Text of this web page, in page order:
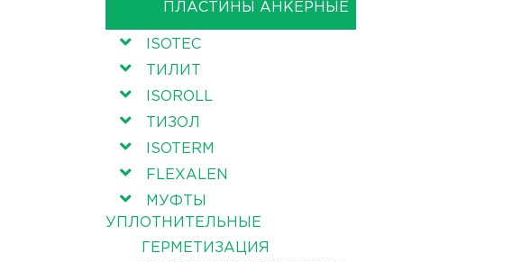
ПЛАСТИНЫ АНКЕРНЫЕ
ISOTEC
ТИЛИТ
ISOROLL
ТИЗОЛ
ISOTERM
FLEXALEN
МУФТЫ
УПЛОТНИТЕЛЬНЫЕ
ГЕРМЕТИЗАЦИЯ